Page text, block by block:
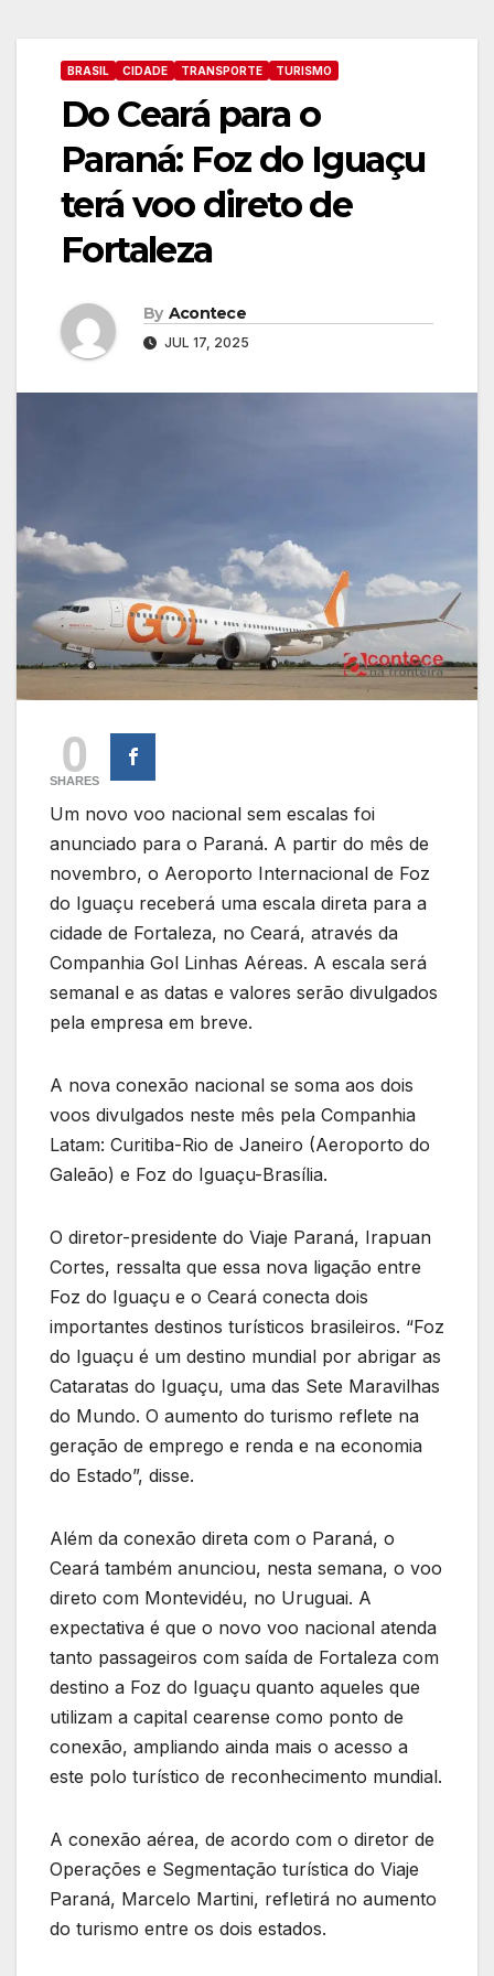
BRASIL CIDADE TRANSPORTE TURISMO
Do Ceará para o
Paraná: Foz do Iguaçu
terá voo direto de
Fortaleza
By Acontece
JUL 17, 2025
0
SHARES
Um novo voo nacional sem escalas foi
anunciado para o Paraná. A partir do mês de
novembro, o Aeroporto Internacional de Foz
do Iguaçu receberá uma escala direta para a
cidade de Fortaleza, no Ceará, através da
Companhia Gol Linhas Aéreas. A escala será
semanal e as datas e valores serão divulgados
pela empresa em breve.
A nova conexão nacional se soma aos dois
voos divulgados neste mês pela Companhia
Latam: Curitiba-Rio de Janeiro (Aeroporto do
Galeão) e Foz do Iguaçu-Brasília.
O diretor-presidente do Viaje Paraná, Irapuan
Cortes, ressalta que essa nova ligação entre
Foz do Iguaçu e o Ceará conecta dois
importantes destinos turísticos brasileiros. “Foz
do Iguaçu é um destino mundial por abrigar as
Cataratas do Iguaçu, uma das Sete Maravilhas
do Mundo. O aumento do turismo reflete na
geração de emprego e renda e na economia
do Estado”, disse.
Além da conexão direta com o Paraná, o
Ceará também anunciou, nesta semana, o voo
direto com Montevidéu, no Uruguai. A
expectativa é que o novo voo nacional atenda
tanto passageiros com saída de Fortaleza com
destino a Foz do Iguaçu quanto aqueles que
utilizam a capital cearense como ponto de
conexão, ampliando ainda mais o acesso a
este polo turístico de reconhecimento mundial.
A conexão aérea, de acordo com o diretor de
Operações e Segmentação turística do Viaje
Paraná, Marcelo Martini, refletirá no aumento
do turismo entre os dois estados.